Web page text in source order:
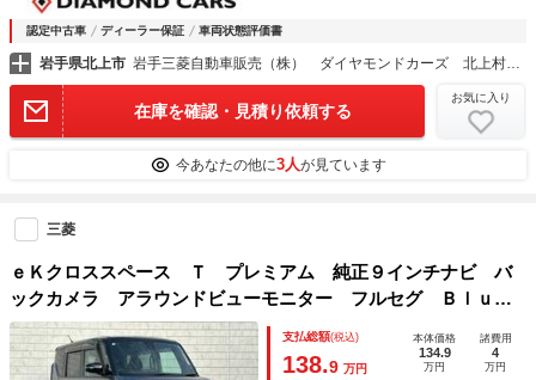
認定中古車 ディーラー保証 車両状態評価書
岩手県北上市 岩手三菱自動車販売（株） ダイヤモンドカーズ 北上村崎野
在庫を確認・見積り依頼する
お気に入り
今あなたの他に3人が見ています
三菱
ｅＫクロススペース Ｔ プレミアム 純正９インチナビ バ
ックカメラ アラウンドビューモニター フルセグ Ｂｌｕｅ
ｔｏｏｔｈ マイパイロット ハンズフリーオートスライドド
ア アダクティブクルーズコントロール 純正アルミホイール
支払総額(税込)
138.9 万円
本体価格
134.9
万円
諸費用
4
万円